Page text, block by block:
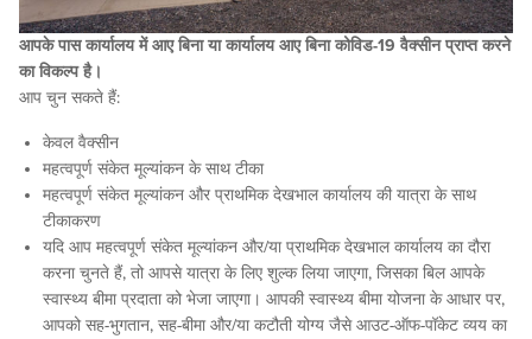
आपके पास कार्यालय में आए बिना या कार्यालय आए बिना कोविड-19 वैक्सीन प्राप्त करने
का विकल्प है।
आप चुन सकते हैं:
केवल वैक्सीन
महत्वपूर्ण संकेत मूल्यांकन के साथ टीका
महत्वपूर्ण संकेत मूल्यांकन और प्राथमिक देखभाल कार्यालय की यात्रा के साथ
टीकाकरण
यदि आप महत्वपूर्ण संकेत मूल्यांकन और/या प्राथमिक देखभाल कार्यालय का दौरा
करना चुनते हैं, तो आपसे यात्रा के लिए शुल्क लिया जाएगा, जिसका बिल आपके
स्वास्थ्य बीमा प्रदाता को भेजा जाएगा। आपकी स्वास्थ्य बीमा योजना के आधार पर,
आपको सह-भुगतान, सह-बीमा और/या कटौती योग्य जैसे आउट-ऑफ-पॉकेट व्यय का